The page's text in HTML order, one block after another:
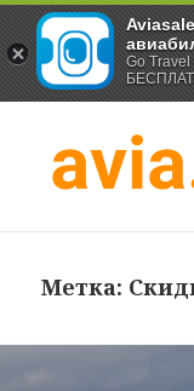
Метка:
Go